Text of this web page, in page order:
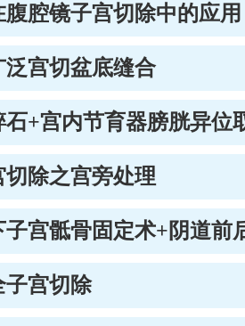
腹腔镜子宫切除中的应
泛宫切盆底缝合
石+宫内节育器膀胱异位
切除之宫旁处理
子宫骶骨固定术+阴道前
子宫切除